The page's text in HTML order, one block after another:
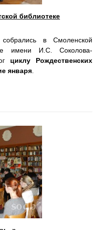
библиотеке
в Смоленской
имени И.С. Соколова-
циклу Рождественских
января.